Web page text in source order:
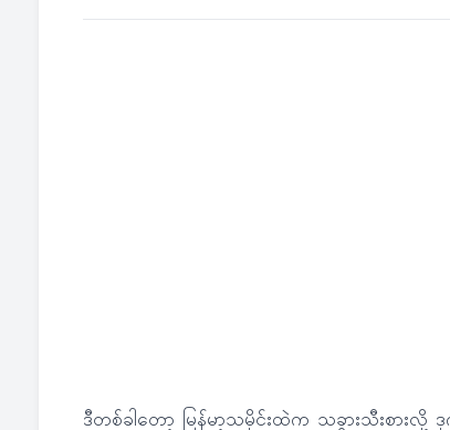
ဒီတစ်ခါတော့ မြန်မာ့သမိုင်းထဲက သခွားသီးစားလို့ ဒု